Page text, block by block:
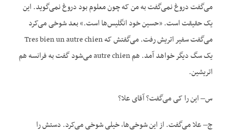
می‌گفت دروغ نمی‌گفت به من که چون معلوم بود دروغ نمی‌گوید. این
یک حقیقت است. «حسین خود انگلیس‌ها است.» بعد شوخی می‌کرد
می‌گفت سفیر اتریش رفت. می‌گفتش که Tres bien un autre chien
یک سگ دیگر خواهد آمد. هم autre chien می‌شود گفت به فرانسه هم
اتریشین.
س– این را کی می‌گفت؟ آقای علا؟
ج– علا می‌گفت. از این شوخی‌ها، خیلی شوخی می‌کرد. دستش را